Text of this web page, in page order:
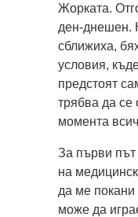
Жорката.
ден-днешен.
сближиха,
условия,
предстоят
трябва да се
момента
За първи
на
да ме покани
може да